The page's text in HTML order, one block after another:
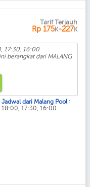
Tarif Terjauh
Rp 175K-227K
17:30, 16:00
berangkat dari MALANG
Jadwal dari Malang Pool :
18:00, 17:30, 16:00